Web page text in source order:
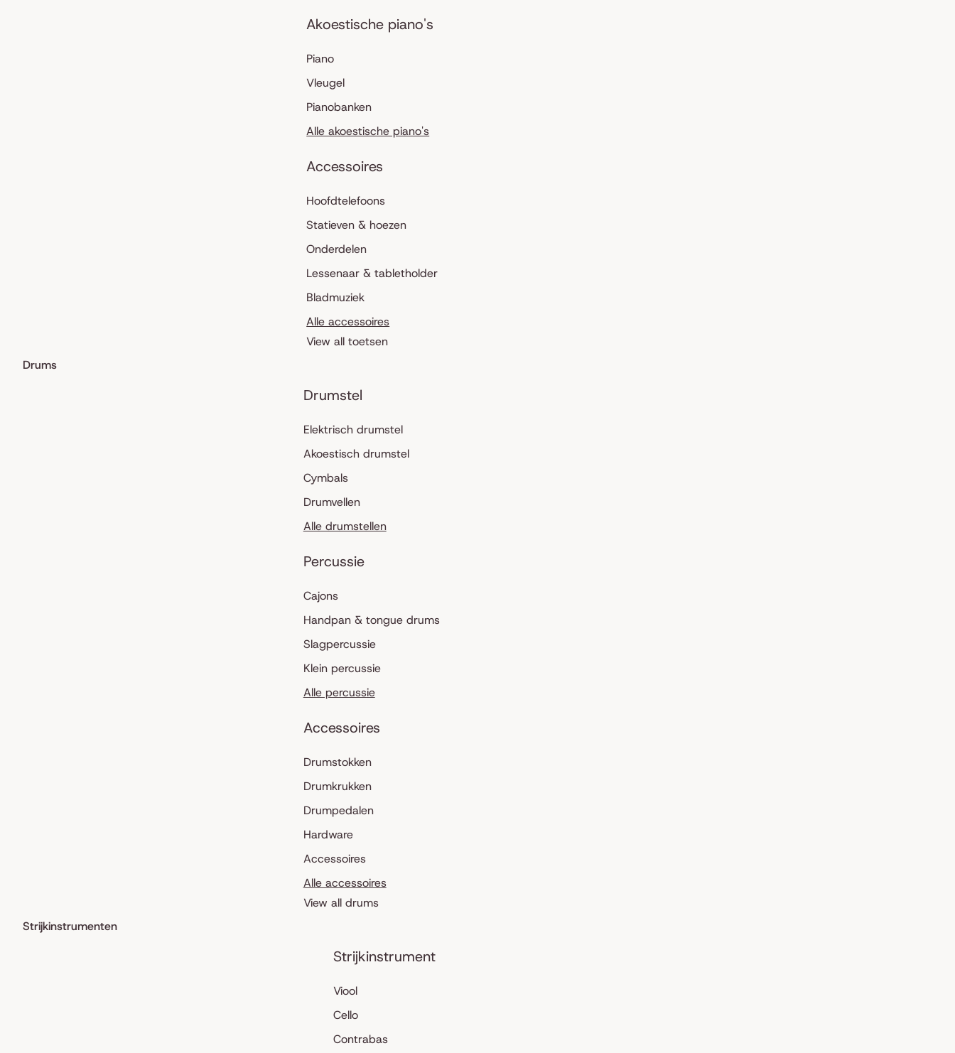
Akoestische piano's
Piano
Vleugel
Pianobanken
Alle akoestische piano's
Accessoires
Hoofdtelefoons
Statieven & hoezen
Onderdelen
Lessenaar & tabletholder
Bladmuziek
Alle accessoires
View all toetsen
Drums
Drumstel
Elektrisch drumstel
Akoestisch drumstel
Cymbals
Drumvellen
Alle drumstellen
Percussie
Cajons
Handpan & tongue drums
Slagpercussie
Klein percussie
Alle percussie
Accessoires
Drumstokken
Drumkrukken
Drumpedalen
Hardware
Accessoires
Alle accessoires
View all drums
Strijkinstrumenten
Strijkinstrument
Viool
Cello
Contrabas